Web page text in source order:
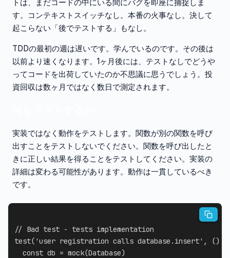
トは、まだコードの中にいる間にバグを即座に捕捉しま
す。コンテキストスイッチなし。本番の火事なし。決して
起こらない「後でテストする」もなし。
TDDの最初の週は遅いです。学んでいるのです。その後は
以前より速くなります。1ヶ月後には、テストなしでどうや
ってコードを出荷していたのか不思議に思うでしょう。投
資回収は数ヶ月ではなく数日で測定されます。
実装ではなく動作をテストします。関数が別の関数を呼び
出すことをテストしないでください。関数を呼び出したと
きに正しい結果を得ることをテストしてください。実装の
詳細は変わる可能性があります。動作は一貫しているべき
です。
// Bad test - tests implementation
test( 'user registration calls database.insert' , ()
const db = mock(Database)